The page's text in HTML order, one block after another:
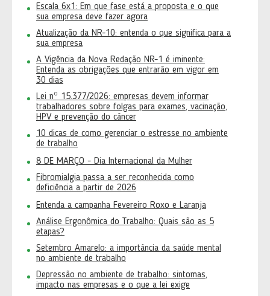
Escala 6x1: Em que fase está a proposta e o que
sua empresa deve fazer agora
Atualização da NR-10: entenda o que significa para a
sua empresa
A Vigência da Nova Redação NR-1 é iminente:
Entenda as obrigações que entrarão em vigor em
30 dias
Lei nº 15.377/2026: empresas devem informar
trabalhadores sobre folgas para exames, vacinação,
HPV e prevenção do câncer
10 dicas de como gerenciar o estresse no ambiente
de trabalho
8 DE MARÇO - Dia Internacional da Mulher
Fibromialgia passa a ser reconhecida como
deficiência a partir de 2026
Entenda a campanha Fevereiro Roxo e Laranja
Análise Ergonômica do Trabalho: Quais são as 5
etapas?
Setembro Amarelo: a importância da saúde mental
no ambiente de trabalho
Depressão no ambiente de trabalho: sintomas,
impacto nas empresas e o que a lei exige